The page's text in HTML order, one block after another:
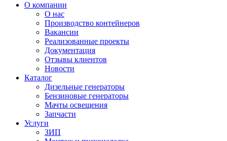
О компании
О нас
Производство контейнеров
Вакансии
Реализованные проекты
Документация
Отзывы клиентов
Новости
Каталог
Дизельные генераторы
Бензиновые генераторы
Мачты освещения
Запчасти
Услуги
ЗИП